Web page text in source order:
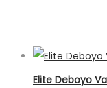
Elite Deboyo